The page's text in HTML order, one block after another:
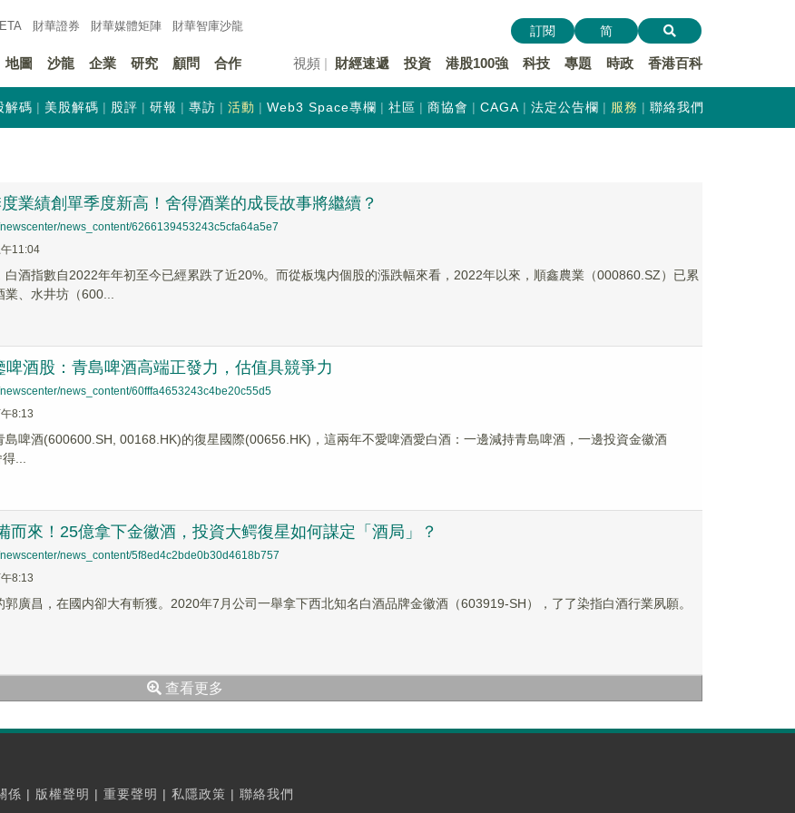
財華證券 財華媒體矩陣 財華智庫沙龍
地圖 沙龍 企業 研究 顧問 合作 視頻 財經速遞 投資 港股100強 科技 專題 時政 香港百科
訂閱 简
解碼 美股解碼 股評 研報 專訪 活動 Web3 Space專欄 社區 商協會 CAGA 法定公告欄 服務 聯絡我們
度業績創單季度新高！舍得酒業的成長故事將繼續？
news_content/6266139453243c5cfa64a5e7
11:04
白酒指數自2022年年初至今已經累跌了近20%。而從板塊内個股的漲跌幅來看，2022年以來，順鑫農業（000860.SZ）已累
、水井坊（600...
啤酒股：青島啤酒高端正發力，估值具競爭力
news_content/60fffa4653243c4be20c55d5
8:13
島啤酒(600600.SH, 00168.HK)的復星國際(00656.HK)，這兩年不愛啤酒愛白酒：一邊減持青島啤酒，一邊投資金徽酒
...
而來！25億拿下金徽酒，投資大鳄復星如何謀定「酒局」？
news_content/5f8ed4c2bde0b30d4618b757
8:13
郭廣昌，在國内卻大有斬獲。2020年7月公司一舉拿下西北知名白酒品牌金徽酒（603919-SH），了了染指白酒行業夙願。
查看更多
係 | 版權聲明 | 重要聲明 | 私隱政策 | 聯絡我們